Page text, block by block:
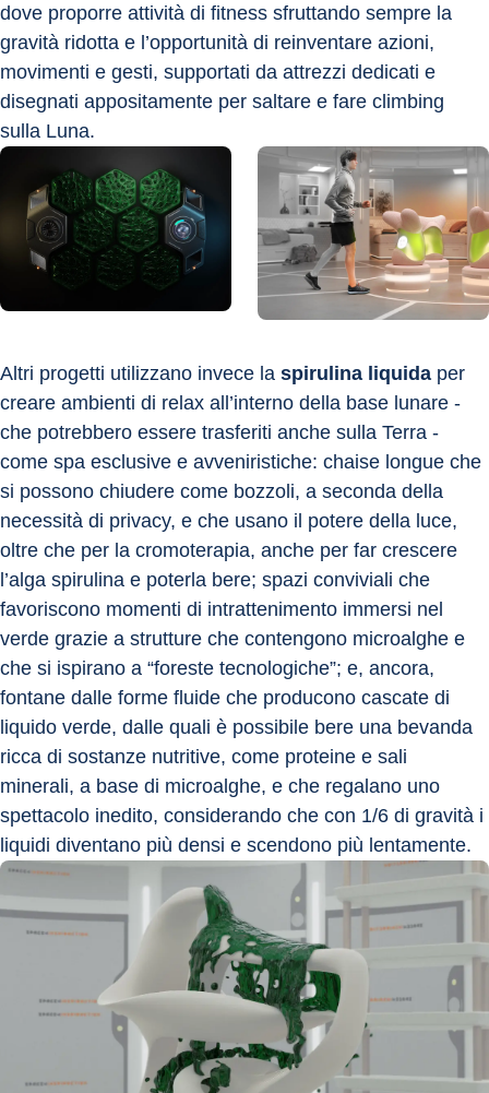
dove proporre attività di fitness sfruttando sempre la
gravità ridotta e l’opportunità di reinventare azioni,
movimenti e gesti, supportati da attrezzi dedicati e
disegnati appositamente per saltare e fare climbing
sulla Luna.
Altri progetti utilizzano invece la spirulina liquida per
creare ambienti di relax all’interno della base lunare -
che potrebbero essere trasferiti anche sulla Terra -
come spa esclusive e avveniristiche: chaise longue che
si possono chiudere come bozzoli, a seconda della
necessità di privacy, e che usano il potere della luce,
oltre che per la cromoterapia, anche per far crescere
l’alga spirulina e poterla bere; spazi conviviali che
favoriscono momenti di intrattenimento immersi nel
verde grazie a strutture che contengono microalghe e
che si ispirano a “foreste tecnologiche”; e, ancora,
fontane dalle forme fluide che producono cascate di
liquido verde, dalle quali è possibile bere una bevanda
ricca di sostanze nutritive, come proteine e sali
minerali, a base di microalghe, e che regalano uno
spettacolo inedito, considerando che con 1/6 di gravità i
liquidi diventano più densi e scendono più lentamente.